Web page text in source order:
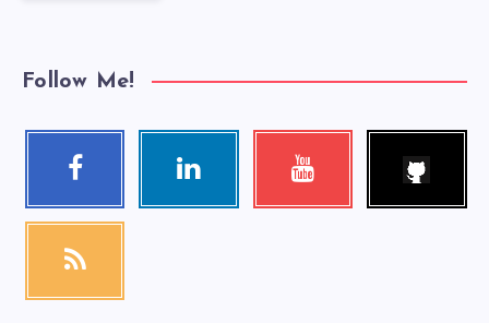
Follow Me!
Facebook Linkedin Youtube
RSS